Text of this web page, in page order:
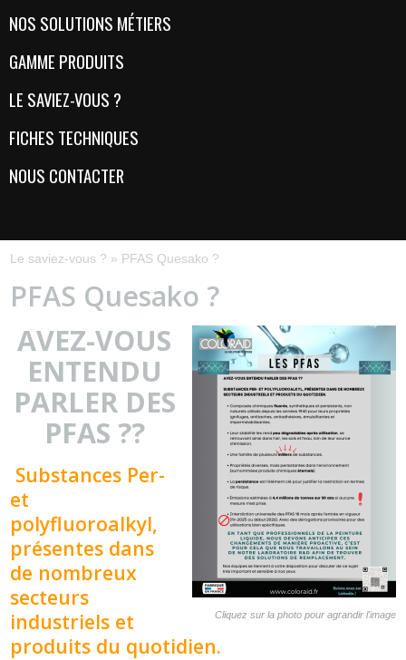
NOS SOLUTIONS MÉTIERS
GAMME PRODUITS
LE SAVIEZ-VOUS ?
FICHES TECHNIQUES
NOUS CONTACTER
Le saviez-vous ? » PFAS Quesako ?
PFAS Quesako ?
Cliquez sur la photo pour agrandir l'image
AVEZ-VOUS
ENTENDU
PARLER DES
PFAS ??
Substances Per-
et
polyfluoroalkyl,
présentes dans
de nombreux
secteurs
industriels et
produits du quotidien.